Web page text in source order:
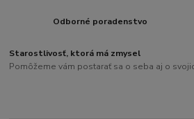
Odborné poradenstvo
Starostlivosť, ktorá má zmysel
Pomôžeme vám postarať sa o seba aj o